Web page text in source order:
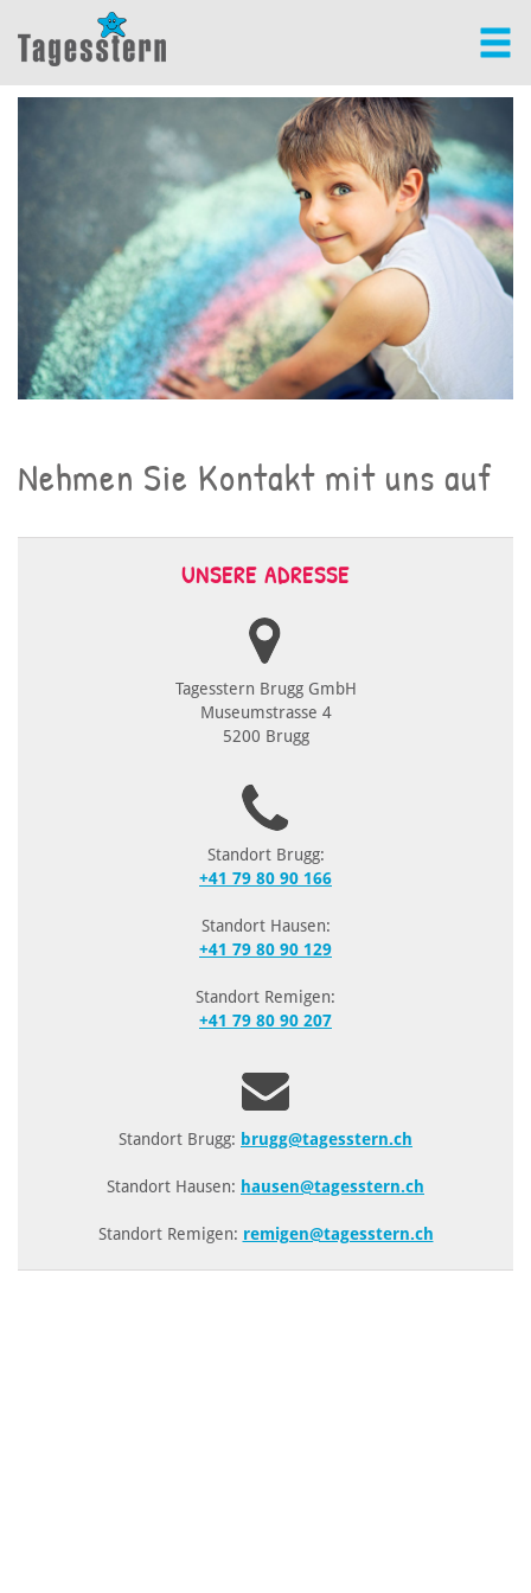
Nehmen Sie Kontakt mit uns auf
UNSERE ADRESSE
Tagesstern Brugg GmbH
Museumstrasse 4
5200 Brugg
Standort Brugg:
+41 79 80 90 166
Standort Hausen:
+41 79 80 90 129
Standort Remigen:
+41 79 80 90 207
Standort Brugg: brugg@tagesstern.ch
Standort Hausen: hausen@tagesstern.ch
Standort Remigen: remigen@tagesstern.ch